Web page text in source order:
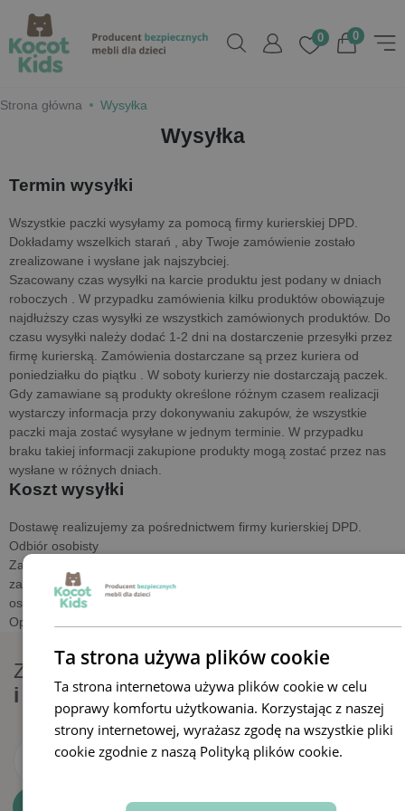
0
0
Strona główna Wysyłka
Wysyłka
Termin wysyłki
Wszystkie paczki wysyłamy za pomocą firmy kurierskiej DPD.
Dokładamy wszelkich starań , aby Twoje zamówienie zostało
zrealizowane i wysłane jak najszybciej.
Szacowany czas wysyłki na karcie produktu jest podany w dniach
roboczych . W przypadku zamówienia kilku produktów obowiązuje
najdłuższy czas wysyłki ze wszystkich zamówionych produktów. Do
czasu wysyłki należy dodać 1-2 dni na dostarczenie przesyłki przez
firmę kurierską. Zamówienia dostarczane są przez kuriera od
poniedziałku do piątku . W soboty kurierzy nie dostarczają paczek.
Gdy zamawiane są produkty określone różnym czasem realizacji
wystarczy informacja przy dokonywaniu zakupów, że wszystkie
paczki maja zostać wysyłane w jednym terminie. W przypadku
braku takiej informacji zakupione produkty mogą zostać przez nas
wysłane w różnych dniach.
Koszt wysyłki
Dostawę realizujemy za pośrednictwem firmy kurierskiej DPD.
Odbiór osobisty
Zakupione produkty można odebrać osobiście po złożeniu
zamówienia przez sklep internetowy po wybraniu opcji odbioru
osobistego pod adresem ul. Bolesława Chrobrego 17, 45-580
Opole (czynne w dni robocze od 8.00 do 16.00).
Zapisz się do newslettera
i odbierz 10% rabatu
Ta strona używa plików cookie
Ta strona internetowa używa plików cookie w celu
poprawy komfortu użytkowania. Korzystając z naszej
strony internetowej, wyrażasz zgodę na wszystkie pliki
cookie zgodnie z naszą Polityką plików cookie.